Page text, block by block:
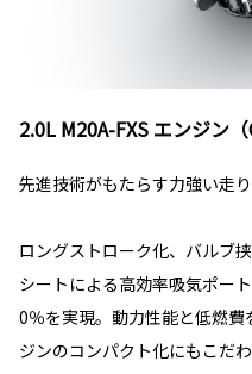
2.0L M20A-FXS エンジン（
先進技術がもたらす力強い走り
ロングストローク化、バルブ
シートによる高効率吸気ポー
0％を実現。動力性能と低燃
ジンのコンパクト化にもこだ